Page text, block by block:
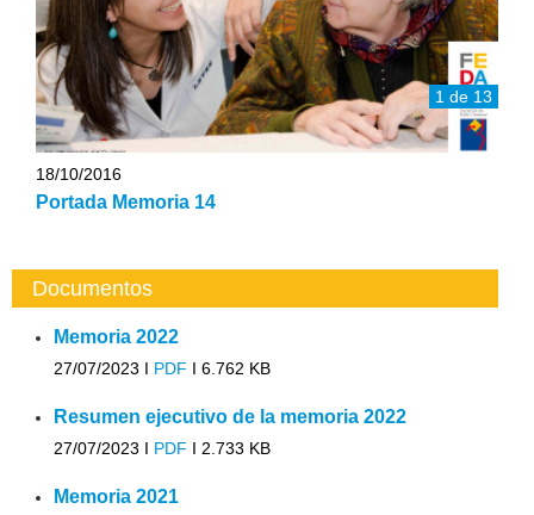
1 de 13
18/10/2016
Portada Memoria 14
Documentos
Memoria 2022
27/07/2023 I PDF I 6.762 KB
Resumen ejecutivo de la memoria 2022
27/07/2023 I PDF I 2.733 KB
Memoria 2021